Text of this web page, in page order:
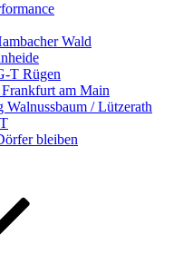
Wald
T Rügen
am Main
Walnussbaum / Lützerath
bleiben